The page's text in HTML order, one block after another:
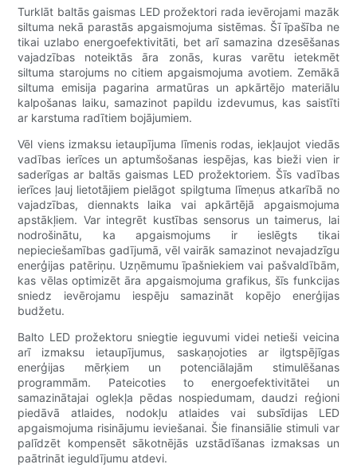
Turklāt baltās gaismas LED prožektori rada ievērojami mazāk
siltuma nekā parastās apgaismojuma sistēmas. Šī īpašība ne
tikai uzlabo energoefektivitāti, bet arī samazina dzesēšanas
vajadzības noteiktās āra zonās, kuras varētu ietekmēt
siltuma starojums no citiem apgaismojuma avotiem. Zemākā
siltuma emisija pagarina armatūras un apkārtējo materiālu
kalpošanas laiku, samazinot papildu izdevumus, kas saistīti
ar karstuma radītiem bojājumiem.
Vēl viens izmaksu ietaupījuma līmenis rodas, iekļaujot viedās
vadības ierīces un aptumšošanas iespējas, kas bieži vien ir
saderīgas ar baltās gaismas LED prožektoriem. Šīs vadības
ierīces ļauj lietotājiem pielāgot spilgtuma līmeņus atkarībā no
vajadzības, diennakts laika vai apkārtējā apgaismojuma
apstākļiem. Var integrēt kustības sensorus un taimerus, lai
nodrošinātu, ka apgaismojums ir ieslēgts tikai
nepieciešamības gadījumā, vēl vairāk samazinot nevajadzīgu
enerģijas patēriņu. Uzņēmumu īpašniekiem vai pašvaldībām,
kas vēlas optimizēt āra apgaismojuma grafikus, šīs funkcijas
sniedz ievērojamu iespēju samazināt kopējo enerģijas
budžetu.
Balto LED prožektoru sniegtie ieguvumi videi netieši veicina
arī izmaksu ietaupījumus, saskaņojoties ar ilgtspējīgas
enerģijas mērķiem un potenciālajām stimulēšanas
programmām. Pateicoties to energoefektivitātei un
samazinātajai oglekļa pēdas nospiedumam, daudzi reģioni
piedāvā atlaides, nodokļu atlaides vai subsīdijas LED
apgaismojuma risinājumu ieviešanai. Šie finansiālie stimuli var
palīdzēt kompensēt sākotnējās uzstādīšanas izmaksas un
paātrināt ieguldījumu atdevi.